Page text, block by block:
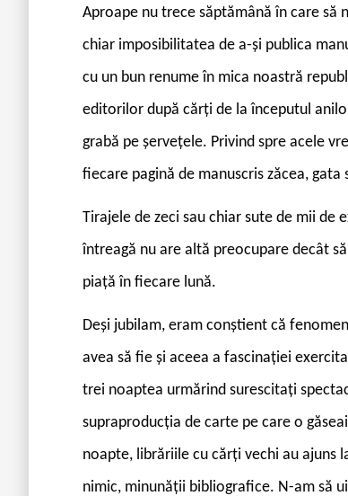
Aproape nu trece săptămână în care să
chiar imposibilitatea de a-și publica
cu un bun renume în mica noastră
editorilor după cărți de la începutul
grabă pe șervețele. Privind spre acele
fiecare pagină de manuscris zăcea,
Tirajele de zeci sau chiar sute de mii de
întreagă nu are altă preocupare decât
piață în fiecare lună.
Deși jubilam, eram conștient că
avea să fie și aceea a fascinației
trei noaptea urmărind surescitați
supraproducția de carte pe care o
noapte, librăriile cu cărți vechi au ajuns
nimic, minunății bibliografice. N-am să